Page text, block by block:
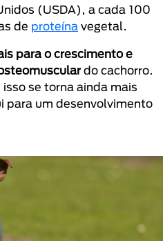
(USDA), a cada 100
de proteína vegetal.
para o crescimento e
do cachorro.
se torna ainda mais
para um desenvolvimento